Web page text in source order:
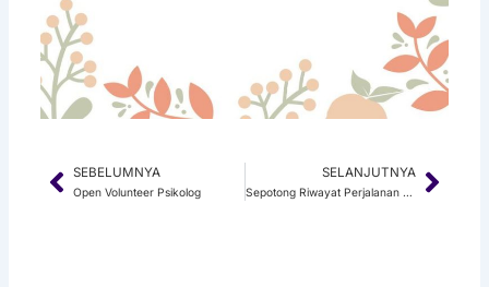
Prev
SEBELUMNYA
Open Volunteer Psikolog
SELANJUTNYA
Sepotong Riwayat Perjalanan dari Rahim Puan Next